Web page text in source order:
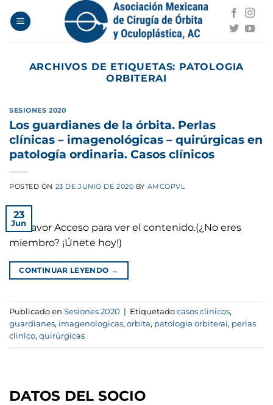
ARCHIVOS DE ETIQUETAS: PATOLOGIA
ORBITERAI
SESIONES 2020
Los guardianes de la órbita. Perlas
clínicas – imagenológicas – quirúrgicas en
patología ordinaria. Casos clínicos
POSTED ON 23 DE JUNIO DE 2020 BY AMCOPVL
23
Jun
Por favor Acceso para ver el contenido.(¿No eres
miembro? ¡Únete hoy!)
CONTINUAR LEYENDO →
Publicado en Sesiones 2020 | Etiquetado casos clinicos,
guardianes, imagenologicas, orbita, patologia orbiterai, perlas
clinico, quirúrgicas
DATOS DEL SOCIO